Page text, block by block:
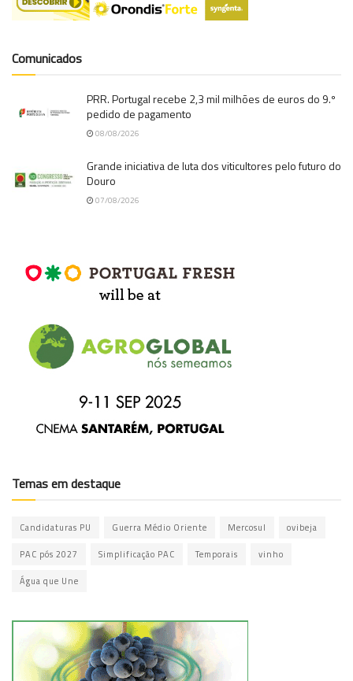
Comunicados
PRR. Portugal recebe 2,3 mil milhões de euros do 9.º
pedido de pagamento
08/08/2026
Grande iniciativa de luta dos viticultores pelo futuro do
Douro
07/08/2026
Temas em destaque
Candidaturas PU Guerra Médio Oriente Mercosul ovibeja
PAC pós 2027 Simplificação PAC Temporais vinho
Água que Une